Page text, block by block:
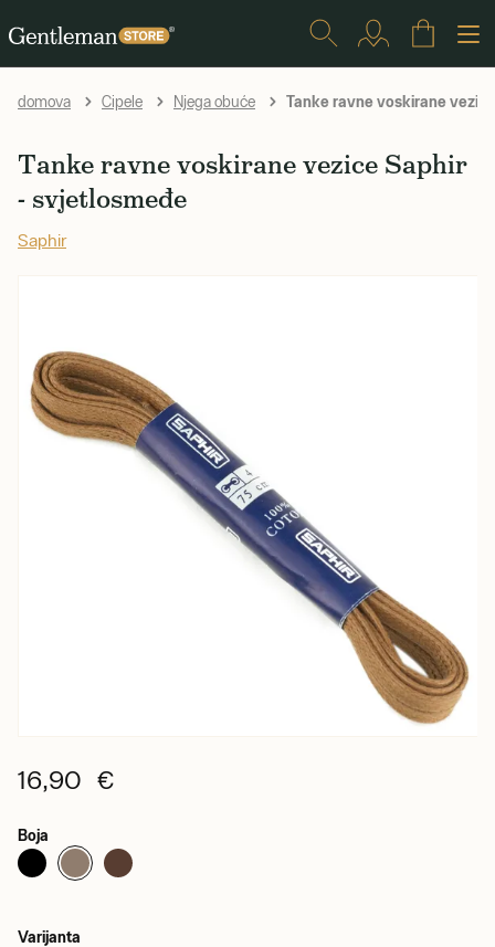
domova Cipele Njega obuće Tanke ravne voskirane
Tanke ravne voskirane vezice Saphir
- svjetlosmeđe
Saphir
16,90 €
Boja
Varijanta